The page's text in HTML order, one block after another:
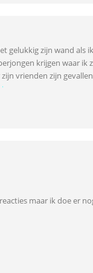
gelukkig zijn wand als
krijgen waar ik
vrienden zijn
maar ik doe er